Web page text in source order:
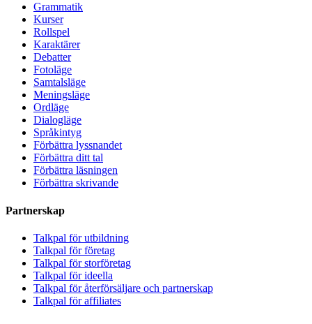
Grammatik
Kurser
Rollspel
Karaktärer
Debatter
Fotoläge
Samtalsläge
Meningsläge
Ordläge
Dialogläge
Språkintyg
Förbättra lyssnandet
Förbättra ditt tal
Förbättra läsningen
Förbättra skrivande
Partnerskap
Talkpal för utbildning
Talkpal för företag
Talkpal för storföretag
Talkpal för ideella
Talkpal för återförsäljare och partnerskap
Talkpal för affiliates